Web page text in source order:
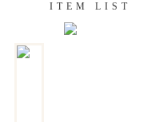
ITEM LIST